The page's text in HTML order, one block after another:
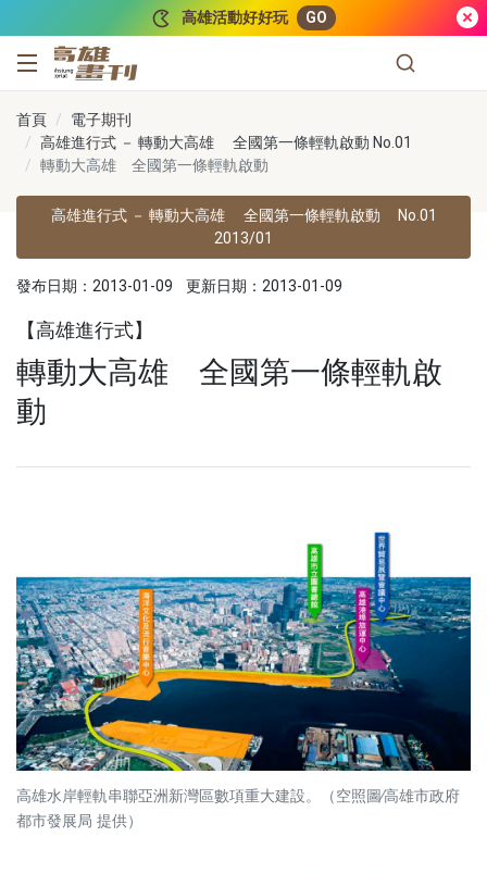
高雄活動好好玩 GO
高雄畫刊
首頁
電子期刊
高雄進行式 － 轉動大高雄 全國第一條輕軌啟動 No.01
轉動大高雄 全國第一條輕軌啟動
高雄進行式 － 轉動大高雄 全國第一條輕軌啟動
No.01
2013/01
發布日期：2013-01-09 更新日期：2013-01-09
【高雄進行式】
轉動大高雄 全國第一條輕軌啟
動
高雄水岸輕軌串聯亞洲新灣區數項重大建設。（空照圖∕高雄市政府
都市發展局 提供）